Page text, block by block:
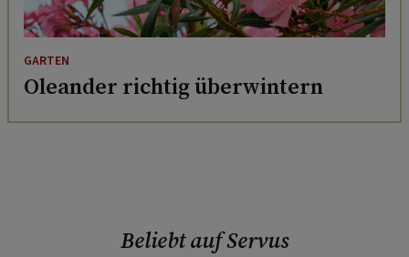
GARTEN
Oleander richtig überwintern
Beliebt auf Servus